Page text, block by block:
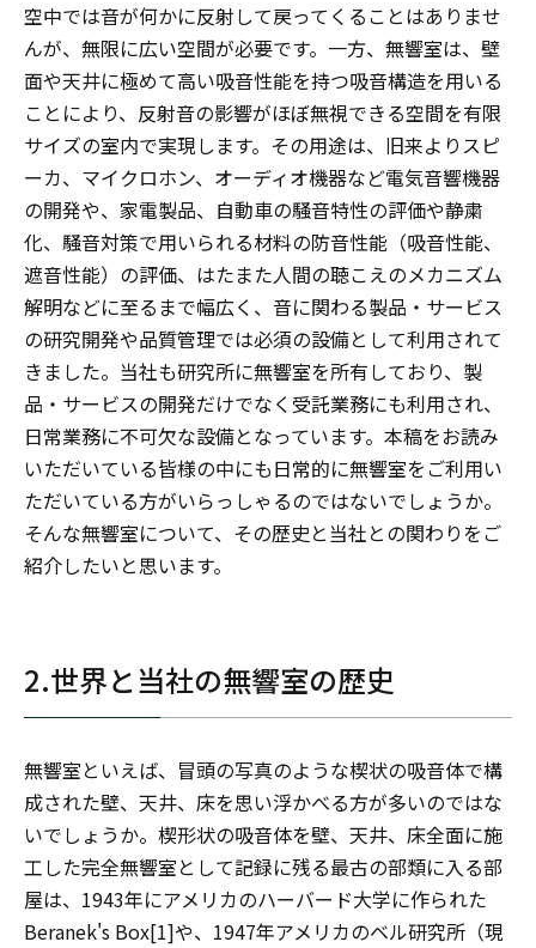
空中では音が何かに反射して戻ってくることはありませ
んが、無限に広い空間が必要です。一方、無響室は、壁
面や天井に極めて高い吸音性能を持つ吸音構造を用いる
ことにより、反射音の影響がほぼ無視できる空間を有限
サイズの室内で実現します。その用途は、旧来よりスピ
ーカ、マイクロホン、オーディオ機器など電気音響機器
の開発や、家電製品、自動車の騒音特性の評価や静粛
化、騒音対策で用いられる材料の防音性能（吸音性能、
遮音性能）の評価、はたまた人間の聴こえのメカニズム
解明などに至るまで幅広く、音に関わる製品・サービス
の研究開発や品質管理では必須の設備として利用されて
きました。当社も研究所に無響室を所有しており、製
品・サービスの開発だけでなく受託業務にも利用され、
日常業務に不可欠な設備となっています。本稿をお読み
いただいている皆様の中にも日常的に無響室をご利用い
ただいている方がいらっしゃるのではないでしょうか。
そんな無響室について、その歴史と当社との関わりをご
紹介したいと思います。
2.世界と当社の無響室の歴史
無響室といえば、冒頭の写真のような楔状の吸音体で構
成された壁、天井、床を思い浮かべる方が多いのではな
いでしょうか。楔形状の吸音体を壁、天井、床全面に施
工した完全無響室として記録に残る最古の部類に入る部
屋は、1943年にアメリカのハーバード大学に作られた
Beranek's Box[1]や、1947年アメリカのベル研究所（現